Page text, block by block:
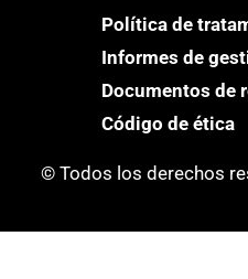
Política de
Informes de
Documentos de
Código de ética
© Todos los derechos